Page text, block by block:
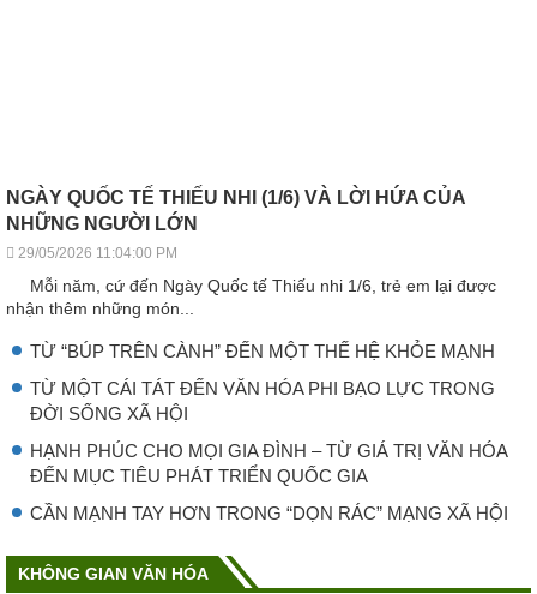
NGÀY QUỐC TẾ THIẾU NHI (1/6) VÀ LỜI HỨA CỦA
NHỮNG NGƯỜI LỚN
29/05/2026 11:04:00 PM
Mỗi năm, cứ đến Ngày Quốc tế Thiếu nhi 1/6, trẻ em lại được
nhận thêm những món...
TỪ “BÚP TRÊN CÀNH” ĐẾN MỘT THẾ HỆ KHỎE MẠNH
TỪ MỘT CÁI TÁT ĐẾN VĂN HÓA PHI BẠO LỰC TRONG
ĐỜI SỐNG XÃ HỘI
HẠNH PHÚC CHO MỌI GIA ĐÌNH – TỪ GIÁ TRỊ VĂN HÓA
ĐẾN MỤC TIÊU PHÁT TRIỂN QUỐC GIA
CẦN MẠNH TAY HƠN TRONG “DỌN RÁC” MẠNG XÃ HỘI
KHÔNG GIAN VĂN HÓA